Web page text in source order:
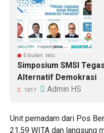
6 bulan lalu
Simposium SMSI
Alternatif Demokrasi
1017 Admin HS
Unit pemadam dari Pos
21.59 WITA dan langsung